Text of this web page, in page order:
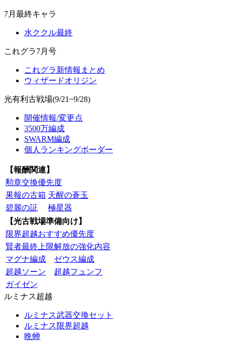
7月最終キャラ
水ククル最終
これグラ7月号
これグラ新情報まとめ
ウィザードオリジン
光有利古戦場(9/21~9/28)
開催情報/変更点
3500万編成
SWARM編成
個人ランキングボーダー
【報酬関連】
勲章交換優先度
果報の古箱 天醒の蒼玉
碧麗の証
極星器
【光古戦場準備向け】
限界超越おすすめ優先度
賢者最終上限解放の強化内容
マグナ編成
ゼウス編成
超越ソーン
超越フュンフ
ガイゼン
ルミナス超越
ルミナス武器交換セット
ルミナス限界超越
晩蝉